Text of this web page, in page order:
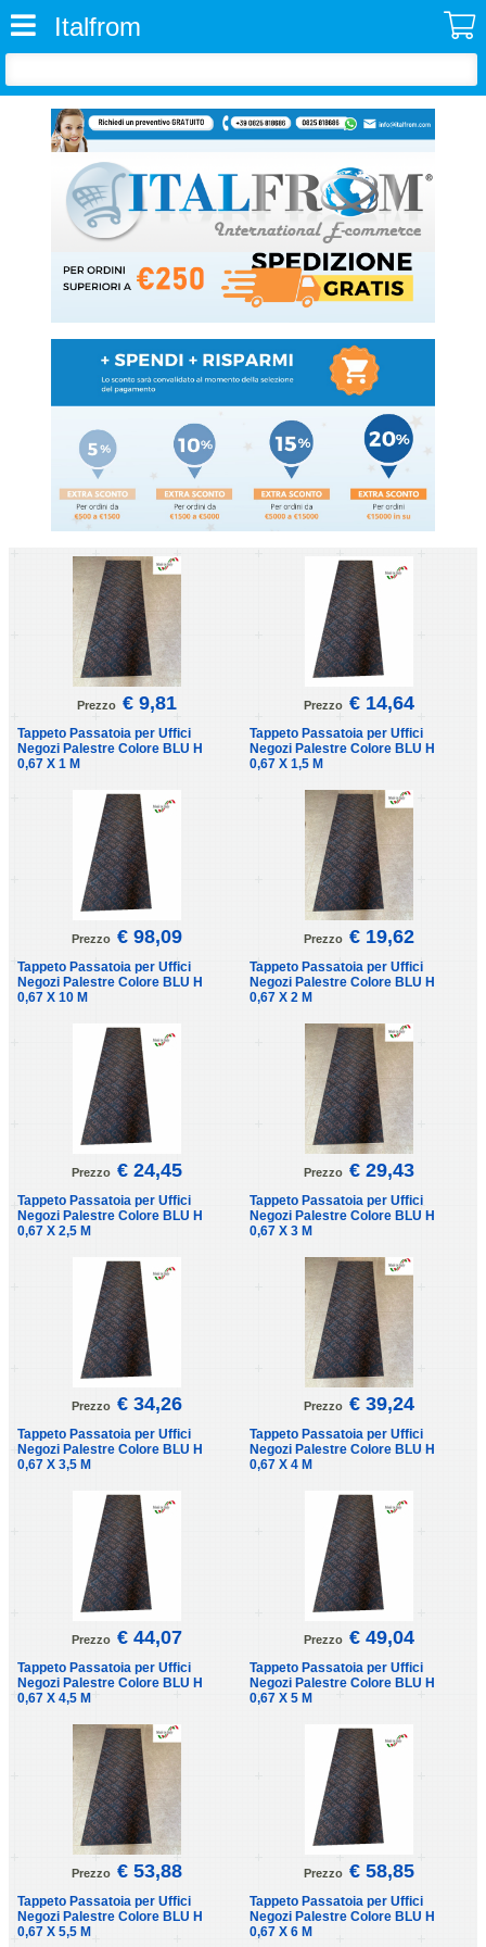
Italfrom
Prezzo € 9,81
Tappeto Passatoia per Uffici
Negozi Palestre Colore BLU H
0,67 X 1 M
Prezzo € 14,64
Tappeto Passatoia per Uffici
Negozi Palestre Colore BLU H
0,67 X 1,5 M
Prezzo € 98,09
Tappeto Passatoia per Uffici
Negozi Palestre Colore BLU H
0,67 X 10 M
Prezzo € 19,62
Tappeto Passatoia per Uffici
Negozi Palestre Colore BLU H
0,67 X 2 M
Prezzo € 24,45
Tappeto Passatoia per Uffici
Negozi Palestre Colore BLU H
0,67 X 2,5 M
Prezzo € 29,43
Tappeto Passatoia per Uffici
Negozi Palestre Colore BLU H
0,67 X 3 M
Prezzo € 34,26
Tappeto Passatoia per Uffici
Negozi Palestre Colore BLU H
0,67 X 3,5 M
Prezzo € 39,24
Tappeto Passatoia per Uffici
Negozi Palestre Colore BLU H
0,67 X 4 M
Prezzo € 44,07
Tappeto Passatoia per Uffici
Negozi Palestre Colore BLU H
0,67 X 4,5 M
Prezzo € 49,04
Tappeto Passatoia per Uffici
Negozi Palestre Colore BLU H
0,67 X 5 M
Prezzo € 53,88
Tappeto Passatoia per Uffici
Negozi Palestre Colore BLU H
0,67 X 5,5 M
Prezzo € 58,85
Tappeto Passatoia per Uffici
Negozi Palestre Colore BLU H
0,67 X 6 M